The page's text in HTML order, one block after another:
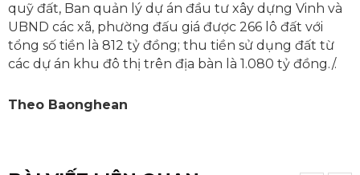
quỹ đất, Ban quản lý dự án đầu tư xây dựng Vinh và
UBND các xã, phường đấu giá được 266 lô đất với
tổng số tiền là 812 tỷ đồng; thu tiền sử dụng đất từ
các dự án khu đô thị trên địa bàn là 1.080 tỷ đồng./.
Theo Baonghean